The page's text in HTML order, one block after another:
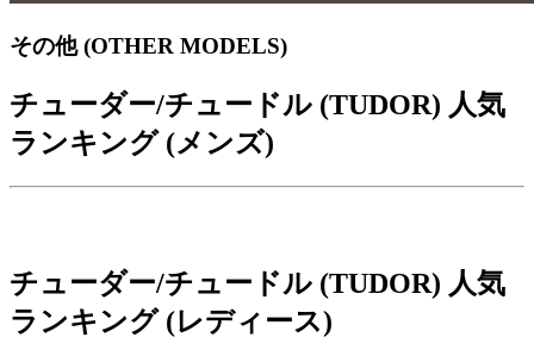
その他 (OTHER MODELS)
チューダー/チュードル (TUDOR) 人気
ランキング (メンズ)
チューダー/チュードル (TUDOR) 人気
ランキング (レディース)